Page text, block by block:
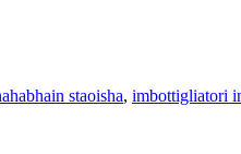
staoisha, imbottigliatori